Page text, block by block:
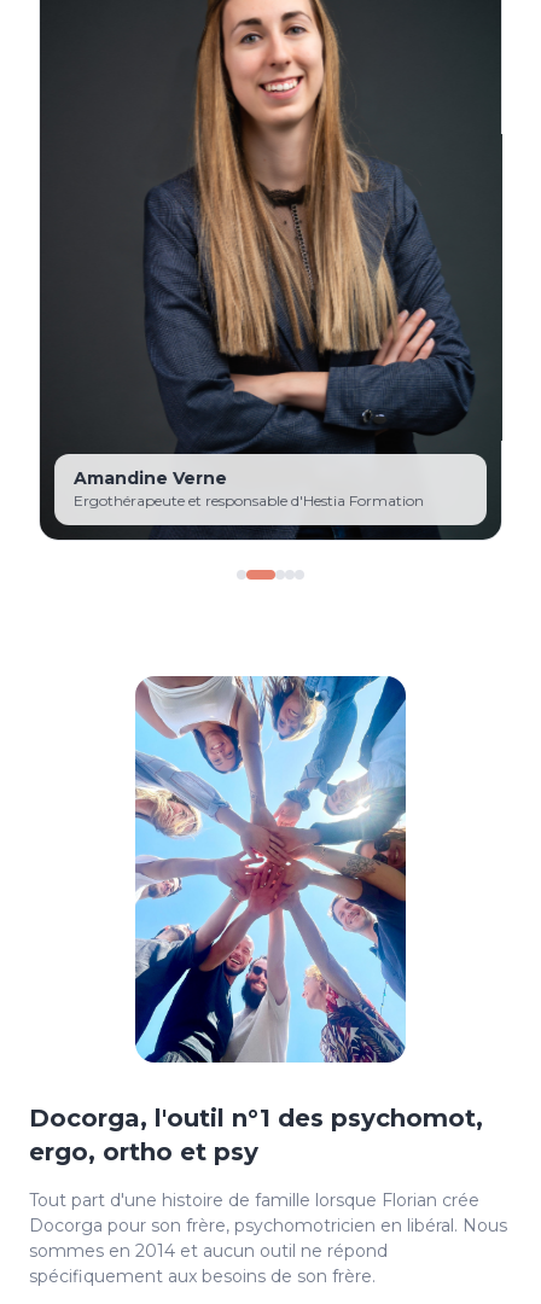
Amandine Verne
Ergothérapeute et responsable d'Hestia Formation
Docorga, l'outil n°1 des psychomot,
ergo, ortho et psy
Tout part d'une histoire de famille lorsque Florian crée
Docorga pour son frère, psychomotricien en libéral. Nous
sommes en 2014 et aucun outil ne répond
spécifiquement aux besoins de son frère.